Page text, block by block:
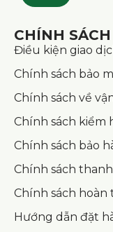
CHÍNH
Điều kiện giao
Chính sách bảo
Chính sách về
Chính sách kiểm
Chính sách bảo
Chính sách
Chính sách hoàn
Hướng dẫn đặt